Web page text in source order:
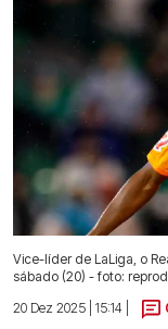
Vice-líder de LaLiga, o
sábado (20) - foto:
20 Dez 2025 | 15:14 |